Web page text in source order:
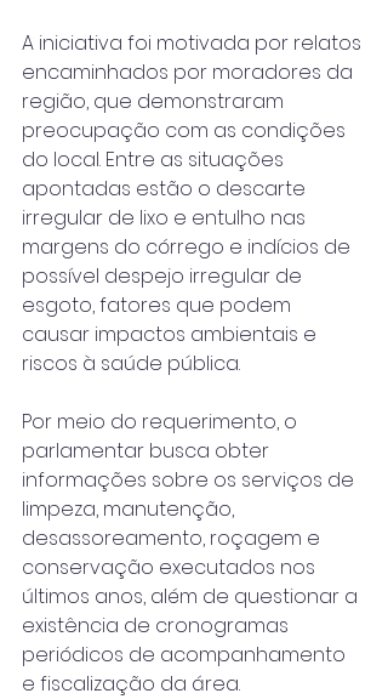
A iniciativa foi motivada por relatos
encaminhados por moradores da
região, que demonstraram
preocupação com as condições
do local. Entre as situações
apontadas estão o descarte
irregular de lixo e entulho nas
margens do córrego e indícios de
possível despejo irregular de
esgoto, fatores que podem
causar impactos ambientais e
riscos à saúde pública.
Por meio do requerimento, o
parlamentar busca obter
informações sobre os serviços de
limpeza, manutenção,
desassoreamento, roçagem e
conservação executados nos
últimos anos, além de questionar a
existência de cronogramas
periódicos de acompanhamento
e fiscalização da área.